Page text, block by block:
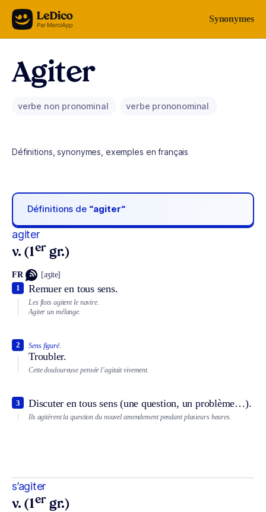
Aller au contenu Synonymes
Agiter
verbe non pronominal verbe prononominal
Définitions, synonymes, exemples en français
Définitions de “agiter“
agiter
v. (1er gr.)
FR [aʒite]
Remuer en tous sens.
1
Les flots agitent le navire.
Agiter un mélange.
Sens figuré.
Troubler.
2
Cette douloureuse pensée l’agitait vivement.
Discuter en tous sens (une question, un problème…).
3
Ils agitèrent la question du nouvel amendement pendant plusieurs heures.
s’agiter
v. (1er gr.)